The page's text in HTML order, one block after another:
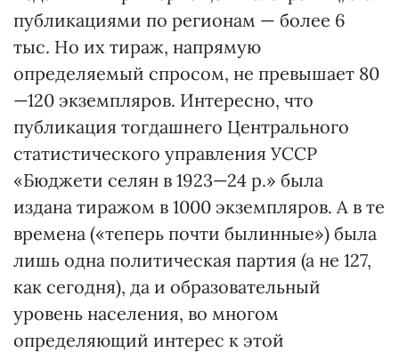
публикациями по регионам — более 6
тыс. Но их тираж, напрямую
определяемый спросом, не превышает 80
—120 экземпляров. Интересно, что
публикация тогдашнего Центрального
статистического управления УССР
«Бюджети селян в 1923—24 р.» была
издана тиражом в 1000 экземпляров. А в те
времена («теперь почти былинные») была
лишь одна политическая партия (а не 127,
как сегодня), да и образовательный
уровень населения, во многом
определяющий интерес к этой